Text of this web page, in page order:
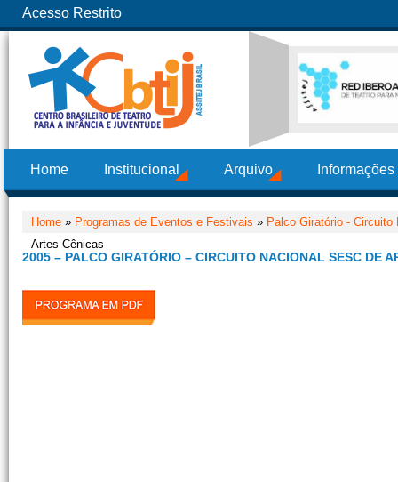
Acesso Restrito
Home Institucional Arquivo
Home » Programas de Eventos e Festivais » Palco Giratório -
Artes Cênicas
2005 – PALCO GIRATÓRIO – CIRCUITO NACIONAL SESC DE